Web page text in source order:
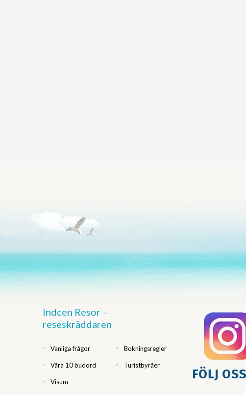
Indcen Resor –
reseskräddaren
Vanliga frågor Bokningsregler
Våra 10 budord Turistbyråer
Visum